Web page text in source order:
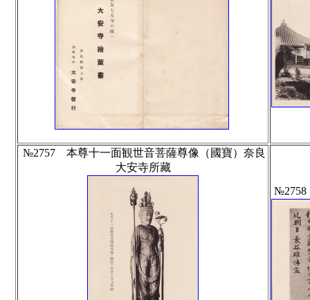
№2757 本尊十一面観世音菩薩尊像（國寶）奈良
大安寺所藏
№2758